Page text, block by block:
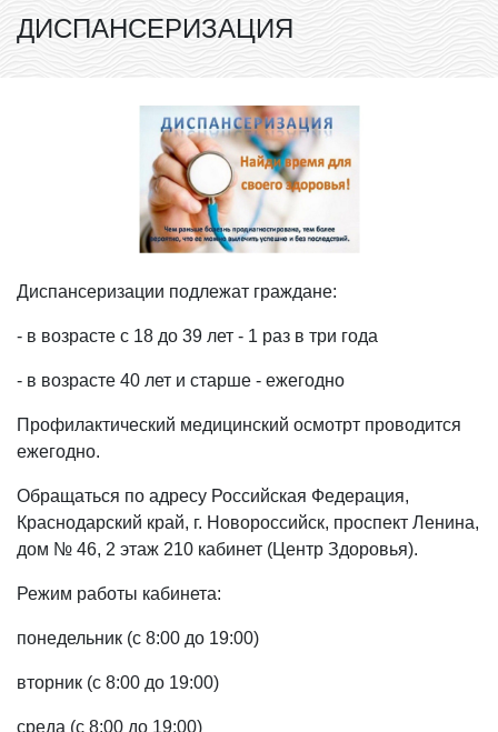
ДИСПАНСЕРИЗАЦИЯ
Диспансеризации подлежат граждане:
- в возрасте с 18 до 39 лет - 1 раз в три года
- в возрасте 40 лет и старше - ежегодно
Профилактический медицинский осмотрт проводится
ежегодно.
Обращаться по адресу Российская Федерация,
Краснодарский край, г. Новороссийск, проспект Ленина,
дом № 46, 2 этаж 210 кабинет (Центр Здоровья).
Режим работы кабинета:
понедельник (с 8:00 до 19:00)
вторник (с 8:00 до 19:00)
среда (с 8:00 до 19:00)